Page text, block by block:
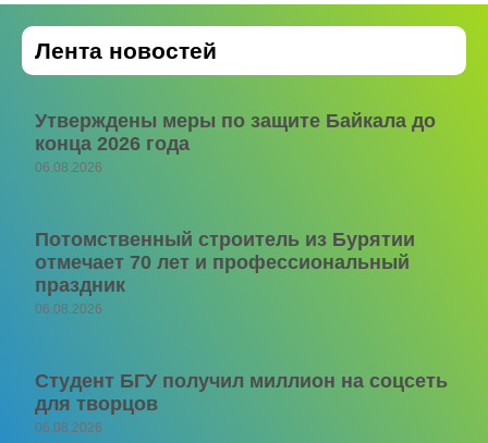
Лента новостей
Утверждены меры по защите Байкала до
конца 2026 года
06.08.2026
Потомственный строитель из Бурятии
отмечает 70 лет и профессиональный
праздник
06.08.2026
Студент БГУ получил миллион на соцсеть
для творцов
06.08.2026